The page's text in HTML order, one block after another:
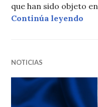
que han sido objeto
Continúa leyendo
NOTICIAS